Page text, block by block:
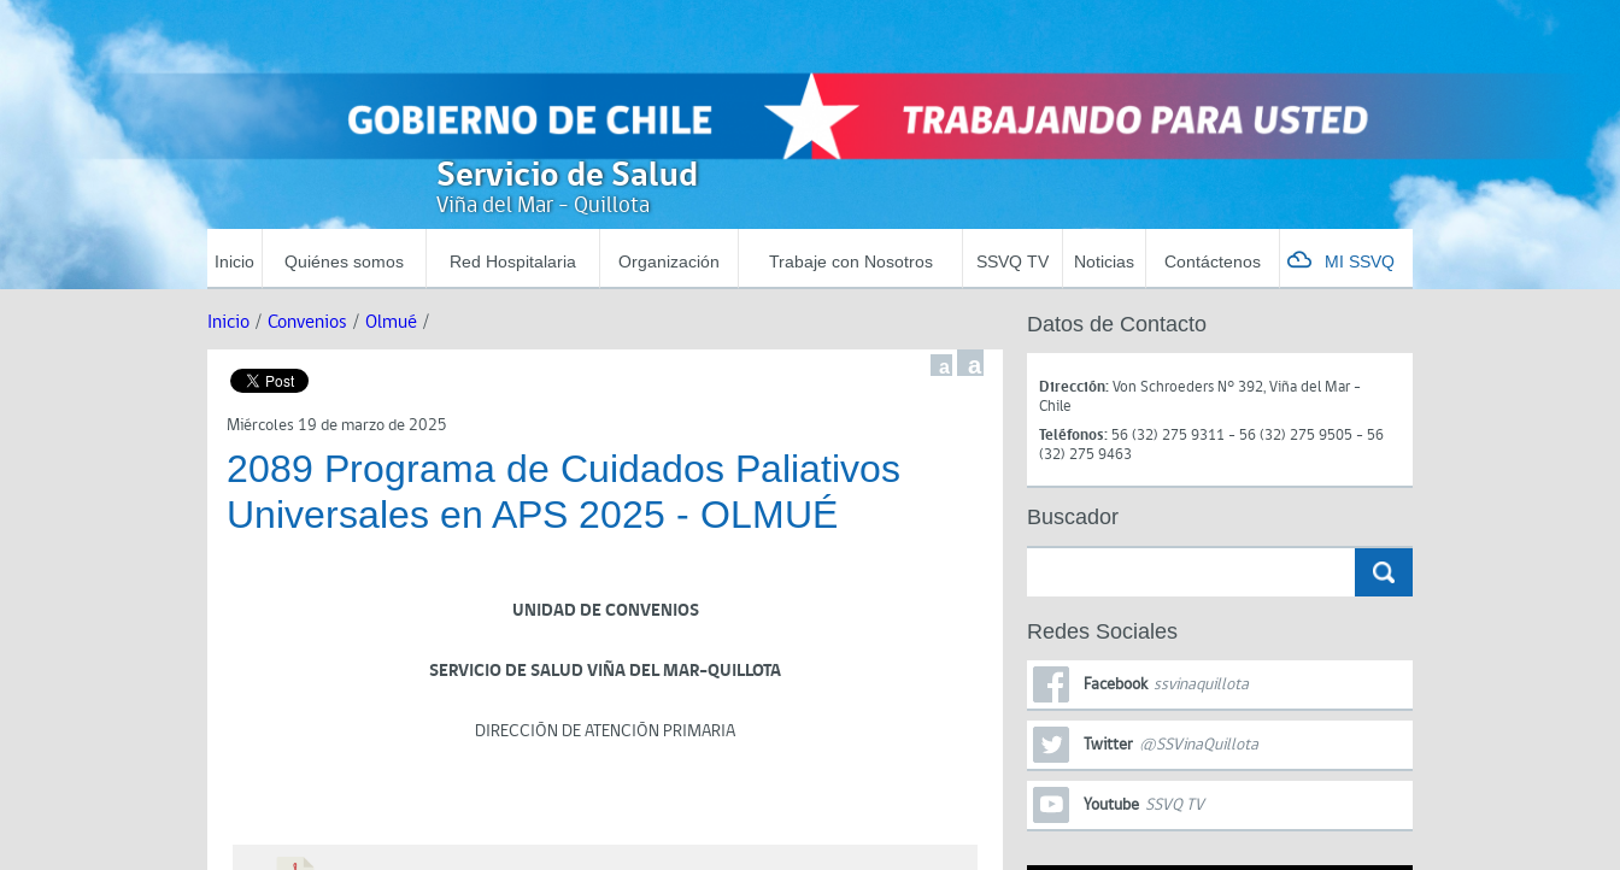
Servicio de Salud
Viña del Mar - Quillota
Inicio Quiénes somos Red Hospitalaria Organización Trabaje con Nosotros SSVQ TV Noticias Contáctenos MI SSVQ
Inicio / Convenios / Olmué /
a a
Miércoles 19 de marzo de 2025
2089 Programa de Cuidados Paliativos
Universales en APS 2025 - OLMUÉ
UNIDAD DE CONVENIOS
SERVICIO DE SALUD VIÑA DEL MAR-QUILLOTA
DIRECCIÓN DE ATENCIÓN PRIMARIA
Datos de Contacto
Dirección:Von Schroeders N° 392, Viña del Mar -
Chile
Teléfonos: 56 (32) 275 9311 - 56 (32) 275 9505 - 56
(32) 275 9463
Buscador
Redes Sociales
Facebook ssvinaquillota
Twitter @SSVinaQuillota
Youtube SSVQ TV